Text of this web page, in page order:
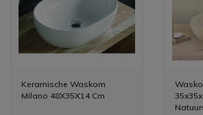
Keramische Waskom
Milano 48X35X14 Cm